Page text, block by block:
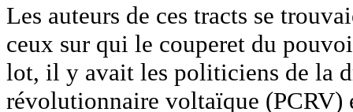
Les auteurs de ces tracts se
ceux sur qui le couperet du
lot, il y avait les politiciens de la
révolutionnaire voltaïque (PCRV)